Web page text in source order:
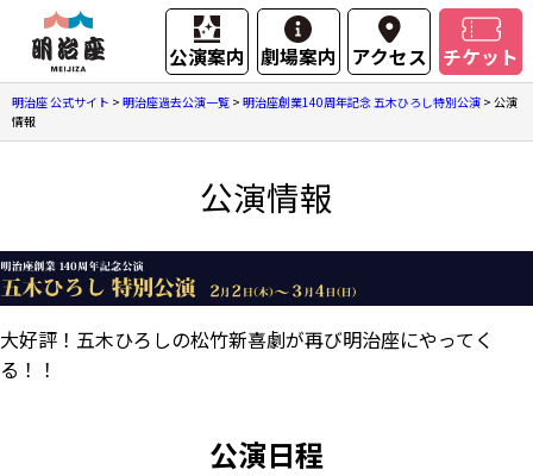
公演案内 劇場案内 アクセス チケット
明治座 公式サイト > 明治座過去公演一覧 > 明治座創業140周年記念 五木ひろし特別公演 > 公演
情報
公演情報
大好評！五木ひろしの松竹新喜劇が再び明治座にやってく
る！！
公演日程